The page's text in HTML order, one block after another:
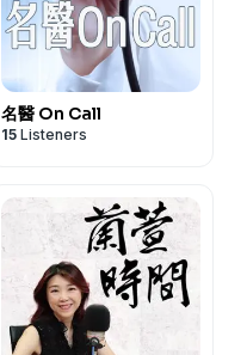
名醫 On Call
15 Listeners